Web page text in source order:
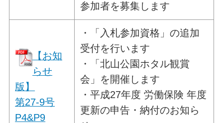
参加者を募集します
【お知
らせ
版】
第27-9号
P4&P9
・「入札参加資格」の追加
受付を行います
・「北山公園ホタル観賞
会」を開催します
・平成27年度 労働保険 年度
更新の申告・納付のお知ら